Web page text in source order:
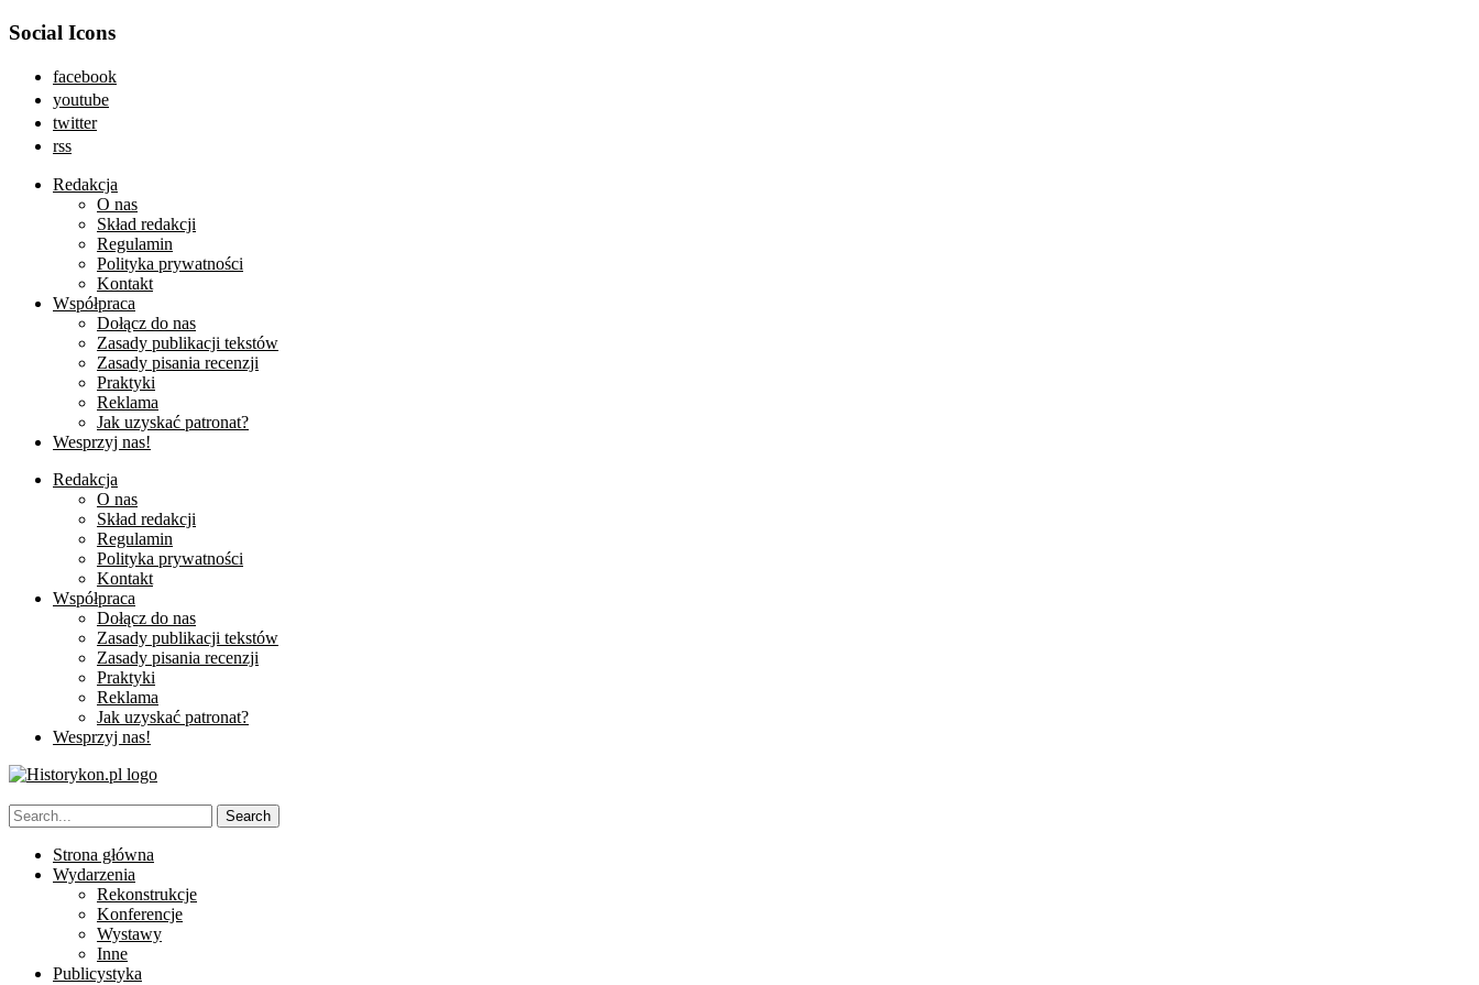
Social Icons
facebook
youtube
twitter
rss
Redakcja
O nas
Skład redakcji
Regulamin
Polityka prywatności
Kontakt
Współpraca
Dołącz do nas
Zasady publikacji tekstów
Zasady pisania recenzji
Praktyki
Reklama
Jak uzyskać patronat?
Wesprzyj nas!
Redakcja
O nas
Skład redakcji
Regulamin
Polityka prywatności
Kontakt
Współpraca
Dołącz do nas
Zasady publikacji tekstów
Zasady pisania recenzji
Praktyki
Reklama
Jak uzyskać patronat?
Wesprzyj nas!
Strona główna
Wydarzenia
Rekonstrukcje
Konferencje
Wystawy
Inne
Publicystyka